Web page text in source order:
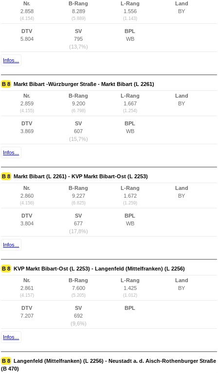
Nr.
2.858
(4.154)
B-Rang
8.289
(5.889)
L-Rang
1.556
(1.143)
Land
BY
DTV
5.804
SV
795
(13,7%)
BPL
WB
Infos...
B 8 Markt Bibart -Würzburger Straße - Markt Bibart (L 2261)
Nr.
2.859
(4.155)
B-Rang
9.200
(6.798)
L-Rang
1.667
(1.254)
Land
BY
DTV
3.869
SV
607
(15,7%)
BPL
WB
Infos...
B 8 Markt Bibart (L 2261) - KVP Markt Bibart-Ost (L 2253)
Nr.
2.860
(4.156)
B-Rang
9.227
(6.825)
L-Rang
1.672
(1.259)
Land
BY
DTV
3.804
SV
677
(17,8%)
BPL
WB
Infos...
B 8 KVP Markt Bibart-Ost (L 2253) - Langenfeld (Mittelfranken) (L 2256)
Nr.
2.861
(4.157)
B-Rang
7.600
(5.205)
L-Rang
1.425
(1.012)
Land
BY
DTV
7.207
SV
692
(9,6%)
BPL
Infos...
B 8 Langenfeld (Mittelfranken) (L 2256) - Neustadt a. d. Aisch-Rothenburger Straße
(B 470)